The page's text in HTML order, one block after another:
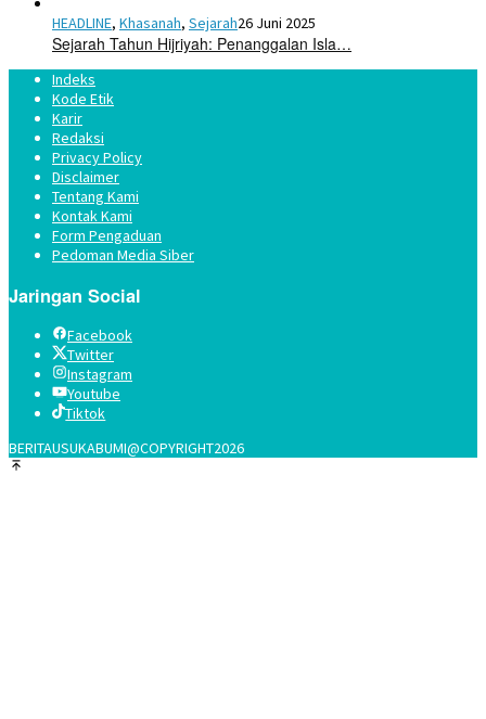
HEADLINE, Khasanah, Sejarah26 Juni 2025
Sejarah Tahun Hijriyah: Penanggalan Isla…
Indeks
Kode Etik
Karir
Redaksi
Privacy Policy
Disclaimer
Tentang Kami
Kontak Kami
Form Pengaduan
Pedoman Media Siber
Jaringan Social
Facebook
Twitter
Instagram
Youtube
Tiktok
BERITAUSUKABUMI@COPYRIGHT2026